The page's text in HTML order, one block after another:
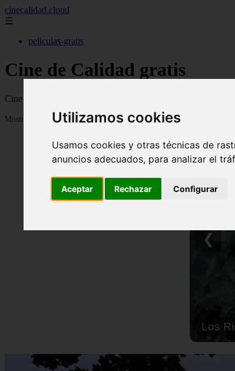
Utilizamos cookies
Usamos cookies y otras técnicas de
anuncios adecuados, para analizar el
Aceptar Rechazar Configurar
cinecalidad.cloud
☰
peliculas-gratis
Cine de Calidad gratis
Cine de calidad con películas antiguas o clásicas de calidad
Mostrando 1 - 24 de 1843 artículos
Solo
❮